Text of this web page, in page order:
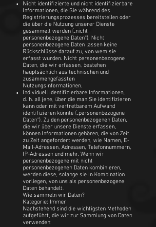
Nicht identifizierte und nicht identifizierbare
Informationen, die Sie während des
Registrierungsprozesses bereitstellen oder
die über die Nutzung unserer Dienste
gesammelt werden („nicht
personenbezogene Daten“). Nicht
personenbezogene Daten lassen keine
Rückschlüsse darauf zu, von wem sie
erfasst wurden. Nicht personenbezogene
Daten, die wir erfassen, bestehen
hauptsächlich aus technischen und
zusammengefassten
Nutzungsinformationen.
Individuell identifizierbare Informationen,
d. h. all jene, über die man Sie identifizieren
kann oder mit vertretbarem Aufwand
identifizieren könnte („personenbezogene
Daten“). Zu den personenbezogenen Daten,
die wir über unsere Dienste erfassen,
können Informationen gehören, die von Zeit
zu Zeit angefordert werden, wie Namen, E-
Mail-Adressen, Adressen, Telefonnummern,
IP-Adressen und mehr. Wenn wir
personenbezogene mit nicht
personenbezogenen Daten kombinieren,
werden diese, solange sie in Kombination
vorliegen, von uns als personenbezogene
Daten behandelt.
Wie sammeln wir Daten?
Kategorie: Immer
Nachstehend sind die wichtigsten Methoden
aufgeführt, die wir zur Sammlung von Daten
verwenden: